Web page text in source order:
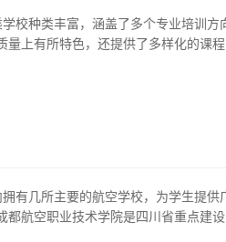
量上有所特色，还提供了多样化的课程
都航空职业技术学院是四川省重点建设